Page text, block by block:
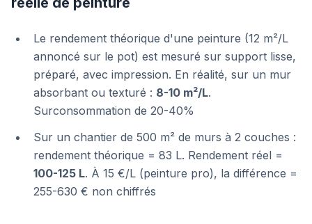
Le rendement théorique d'une peinture (12 m²/L
annoncé sur le pot) est mesuré sur support lisse,
préparé, avec impression. En réalité, sur un mur
absorbant ou texturé : 8-10 m²/L.
Surconsommation de 20-40%
Sur un chantier de 500 m² de murs à 2 couches :
rendement théorique = 83 L. Rendement réel =
100-125 L. À 15 €/L (peinture pro), la différence =
255-630 € non chiffrés